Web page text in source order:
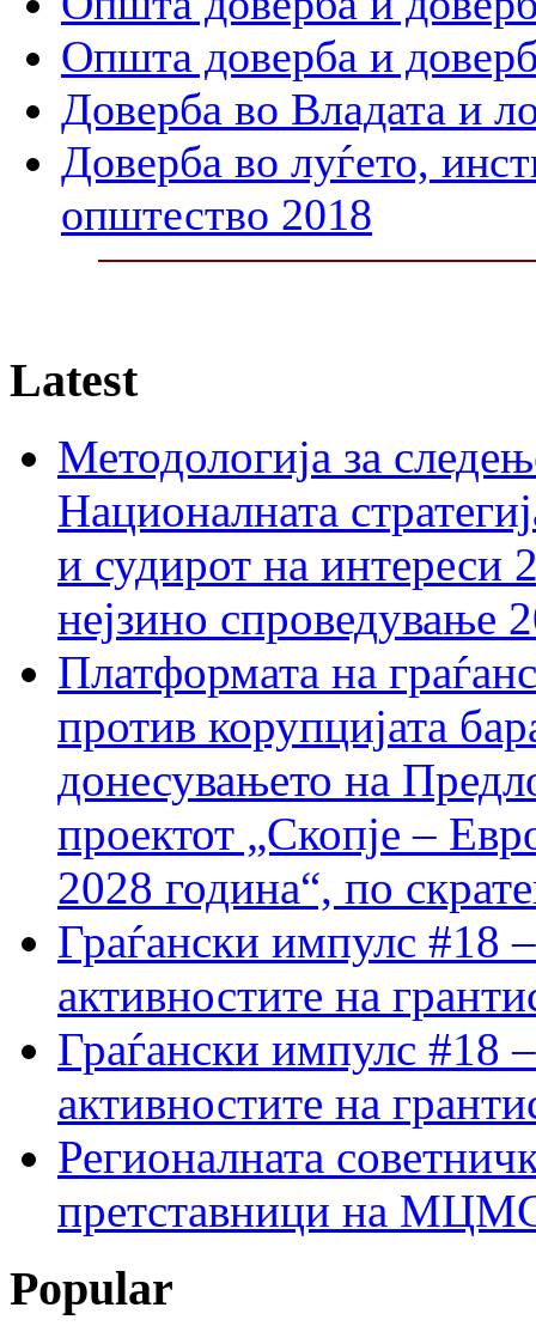
Општа доверба и
Доверба во Владата и
Доверба во луѓето,
општество 2018
Latest
Методологија за
Националната
и судирот на интереси
нејзино спроведување
Платформата на
против корупцијата
донесувањето на
проектот „Скопје –
2028 година“, по
Граѓански импулс #18
активностите на
Граѓански импулс #18
активностите на
Регионалната
претставници на МЦМС
Popular